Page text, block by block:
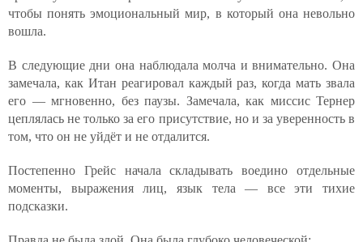
чтобы понять эмоциональный мир, в который она невольно
вошла.
В следующие дни она наблюдала молча и внимательно. Она
замечала, как Итан реагировал каждый раз, когда мать звала
его — мгновенно, без паузы. Замечала, как миссис Тернер
цеплялась не только за его присутствие, но и за уверенность в
том, что он не уйдёт и не отдалится.
Постепенно Грейс начала складывать воедино отдельные
моменты, выражения лиц, язык тела — все эти тихие
подсказки.